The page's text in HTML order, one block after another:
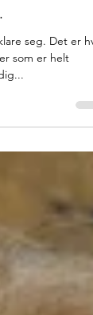
seg. Det er hva